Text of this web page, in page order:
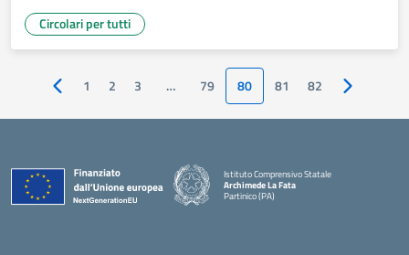
Circolari per tutti
Pagina precedente
1 2 3 … 79 80 81 82 Pagina
Istituto Comprensivo Statale
Archimede La Fata
Partinico (PA)